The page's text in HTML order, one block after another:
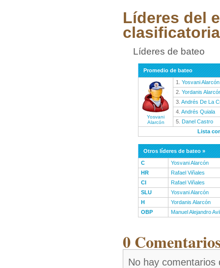
Líderes del
clasificatoria
Líderes de bateo
Promedio de bateo
Yosvani
Alarcón
1. Yosvani Alarcón
2. Yordanis
3. Andrés De La
4. Andrés Quiala
5. Danel Castro
Lista
Otros líderes de bateo »
C
Yosvani Alarcón
HR
Rafael Viñales
CI
Rafael Viñales
SLU
Yosvani Alarcón
H
Yordanis Alarcón
OBP
Manuel Alejandro
0
No hay comentarios